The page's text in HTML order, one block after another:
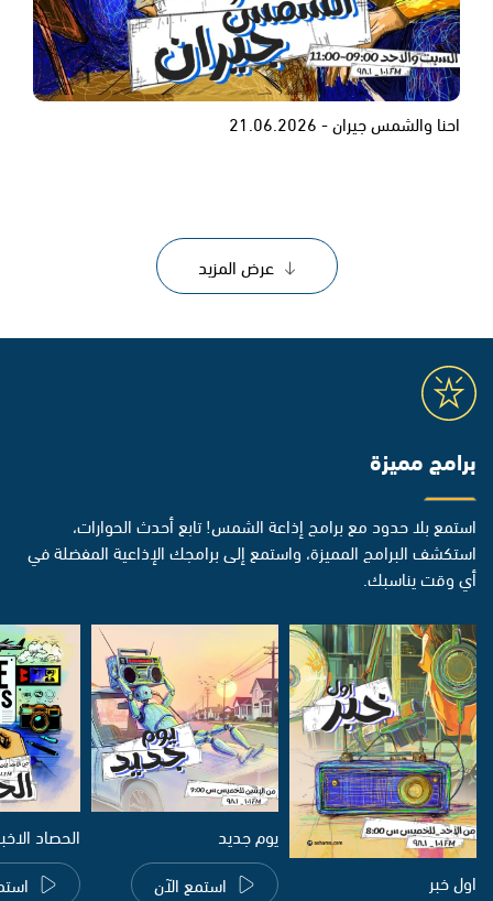
احنا والشمس جيران - 21.06.2026
عرض المزيد
برامج مميزة
استمع بلا حدود مع برامج إذاعة الشمس! تابع أحدث الحوارات،
استكشف البرامج المميزة، واستمع إلى برامجك الإذاعية المفضلة في
أي وقت يناسبك.
اول خبر
يوم جديد
استمع الآن
الحصاد